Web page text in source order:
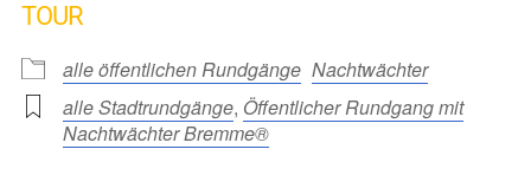
TOUR
alle öffentlichen Rundgänge Nachtwächter
alle Stadtrundgänge, Öffentlicher Rundgang mit
Nachtwächter Bremme®